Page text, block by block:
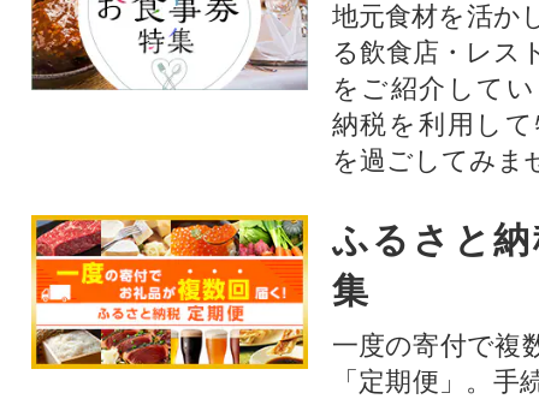
地元食材を活か
る飲食店・レス
をご紹介して
納税を利用し
を過ごしてみま
ふるさと
集
一度の寄付で複
「定期便」。